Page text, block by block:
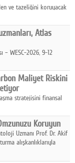
ve tazeliğini koruyacak
sunuyor.
Atlas
– WESC-2026, 9-12
Maliyet Riskini
stratejisini finansal
Koruyun
Uzmanı Prof. Dr. Akif
alışkanlıklarıyla